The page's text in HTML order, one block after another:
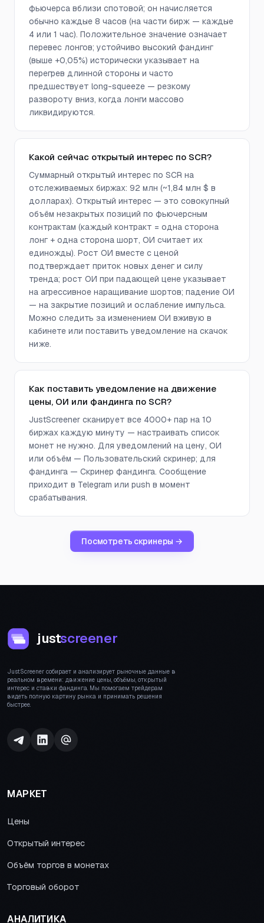
фьючерса вблизи спотовой; он начисляется
обычно каждые 8 часов (на части бирж — каждые
4 или 1 час). Положительное значение означает
перевес лонгов; устойчиво высокий фандинг
(выше +0,05%) исторически указывает на
перегрев длинной стороны и часто
предшествует long-squeeze — резкому
развороту вниз, когда лонги массово
ликвидируются.
Какой сейчас открытый интерес по SCR?
Суммарный открытый интерес по SCR на
отслеживаемых биржах: 92 млн (~1,84 млн $ в
долларах). Открытый интерес — это совокупный
объём незакрытых позиций по фьючерсным
контрактам (каждый контракт = одна сторона
лонг + одна сторона шорт, ОИ считает их
единожды). Рост ОИ вместе с ценой
подтверждает приток новых денег и силу
тренда; рост ОИ при падающей цене указывает
на агрессивное наращивание шортов; падение ОИ
— на закрытие позиций и ослабление импульса.
Можно следить за изменением ОИ вживую в
кабинете или поставить уведомление на скачок
ниже.
Как поставить уведомление на движение
цены, ОИ или фандинга по SCR?
JustScreener сканирует все 4000+ пар на 10
биржах каждую минуту — настраивать список
монет не нужно. Для уведомлений на цену, ОИ
или объём — Пользовательский скринер; для
фандинга — Скринер фандинга. Сообщение
приходит в Telegram или push в момент
срабатывания.
Посмотреть скринеры →
justscreener
JustScreener собирает и анализирует рыночные данные в
реальном времени: движение цены, объёмы, открытый
интерес и ставки фандинга. Мы помогаем трейдерам
видеть полную картину рынка и принимать решения
быстрее.
МАРКЕТ
Цены
Открытый интерес
Объём торгов в монетах
Торговый оборот
АНАЛИТИКА